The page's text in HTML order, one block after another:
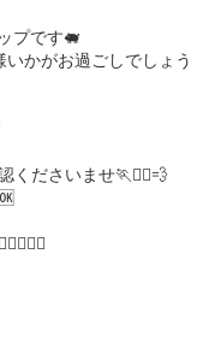
プです🐖
かがお過ごしでしょう
くださいませ🏃🏃‍♀️💨